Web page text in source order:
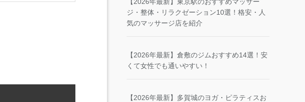
ジ・整体・リラクゼーション10選！格安・人
気のマッサージ店を紹介
【2026年最新】倉敷のジムおすすめ14選！安
くて女性でも通いやすい！
【2026年最新】多賀城のヨガ・ピラティスお